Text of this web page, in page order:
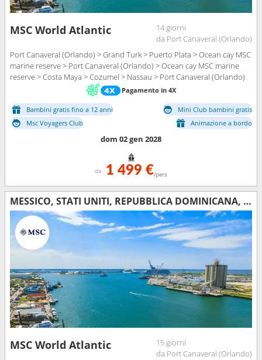
MSC World Atlantic
14 giorni
da Port Canaveral (Orlando)
Port Canaveral (Orlando) > Grand Turk > Puerto Plata > Ocean cay MSC
marine reserve > Port Canaveral (Orlando) > Ocean cay MSC marine
reserve > Costa Maya > Cozumel > Nassau > Port Canaveral (Orlando)
Pagamento in 4X
Bambini gratis fino a 12 anni
Mini Club bambini gratis
Msc Voyagers Club
Animazione a bordo
dom 02 gen 2028
da 1 499 €/pers
MESSICO, STATI UNITI, REPUBBLICA DOMINICANA, ISOLE TURKS E CAICOS, BAHAMAS
MSC World Atlantic
15 giorni
da Port Canaveral (Orlando)